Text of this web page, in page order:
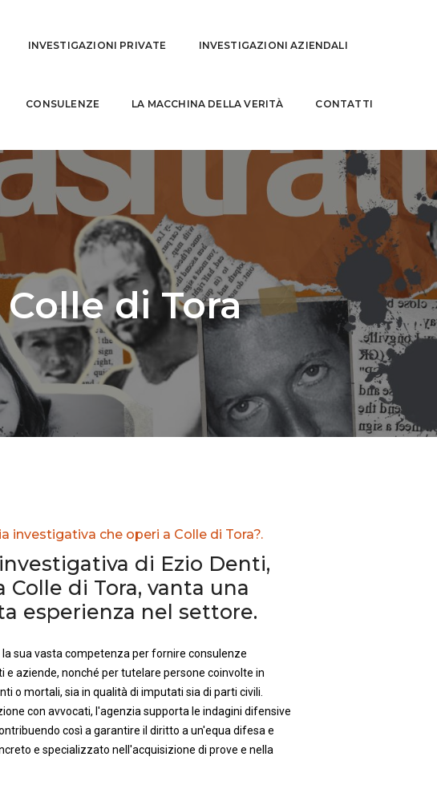
INVESTIGAZIONI PRIVATE INVESTIGAZIONI AZIENDALI
CONSULENZE LA MACCHINA DELLA VERITÀ CONTATTI
di Tora
investigativa che operi a Colle di Tora?.
di Ezio Denti,
Colle di Tora, vanta una
esperienza nel settore.
sua vasta competenza per fornire consulenze
e aziende, nonché per tutelare persone coinvolte in
o mortali, sia in qualità di imputati sia di parti civili.
con avvocati, l'agenzia supporta le indagini difensive
così a garantire il diritto a un'equa difesa e
e specializzato nell'acquisizione di prove e nella